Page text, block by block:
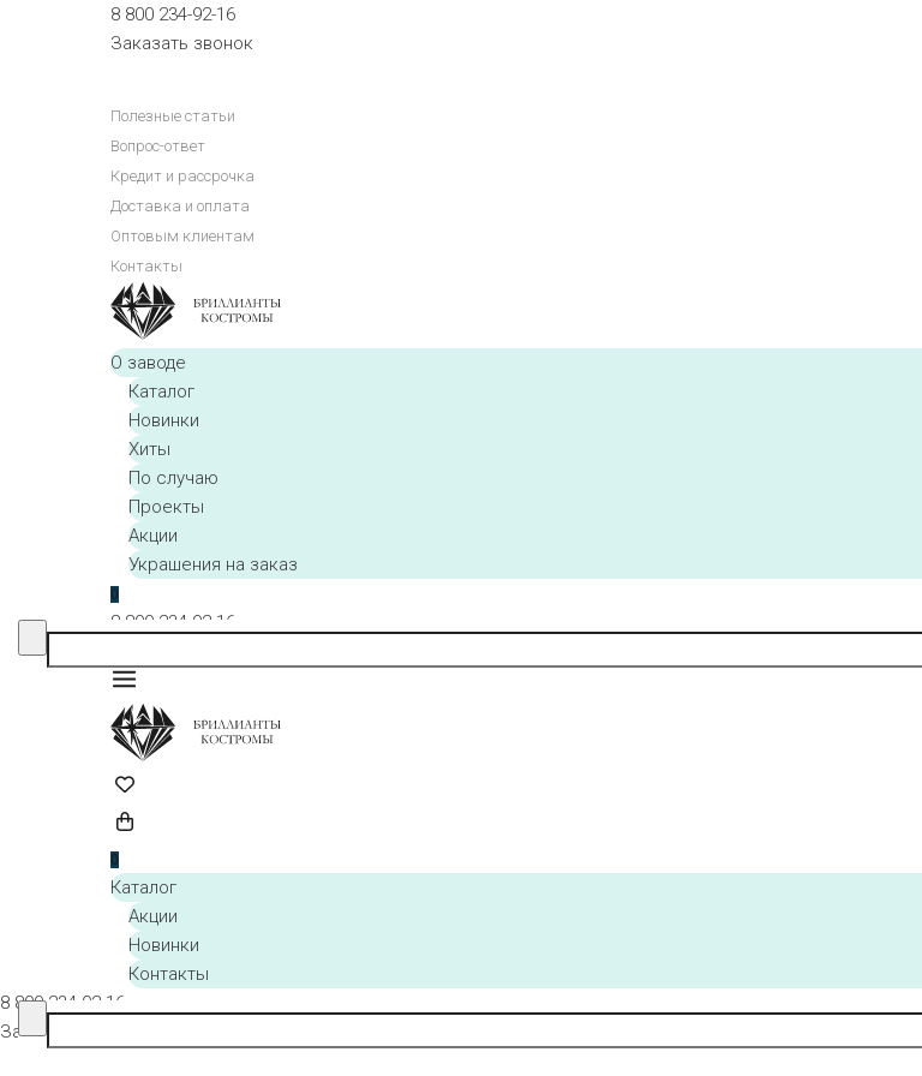
8 800 234-92-16
Заказать звонок
Полезные статьи
Вопрос-ответ
Кредит и рассрочка
Доставка и оплата
Оптовым клиентам
Контакты
О заводе
Каталог
Новинки
Хиты
По случаю
Проекты
Акции
Украшения на заказ
0
8 800 234-92-16
0
Каталог
Акции
Новинки
Контакты
8 800 234-92-16
Заказать звонок